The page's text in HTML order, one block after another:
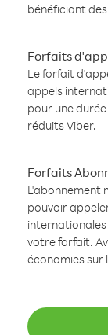
bénéficiant
Forfaits
Le forfait
appels
pour une
réduits Viber.
Forfaits
L'abonnement
pouvoir
votre forfait.
économies sur